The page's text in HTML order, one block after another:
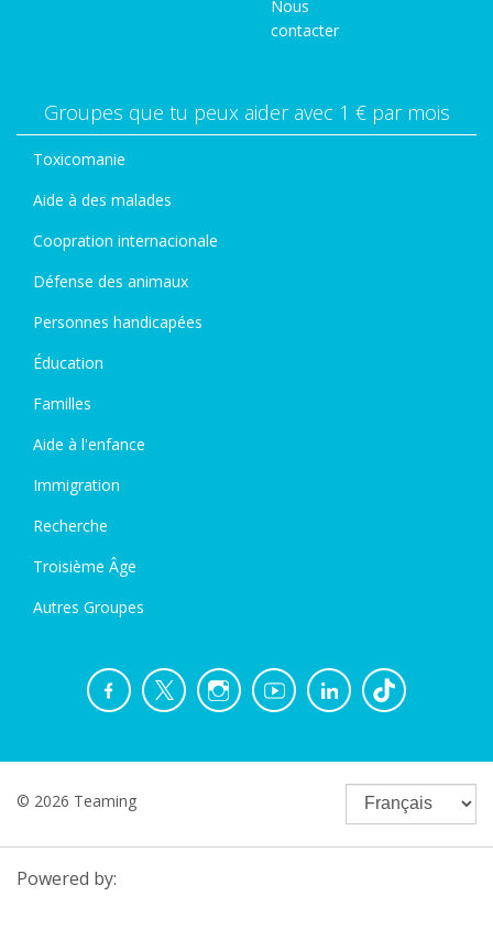
Nous
contacter
Groupes que tu peux aider avec 1 € par mois
Toxicomanie
Aide à des malades
Coopration internacionale
Défense des animaux
Personnes handicapées
Éducation
Familles
Aide à l'enfance
Immigration
Recherche
Troisième Âge
Autres Groupes
© 2026 Teaming
Powered by: